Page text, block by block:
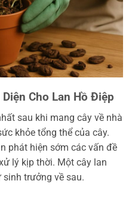
Cho Lan Hồ Điệp
sau khi mang cây về nhà
khỏe tổng thể của cây.
phát hiện sớm các vấn đề
lý kịp thời. Một cây lan
trưởng về sau.